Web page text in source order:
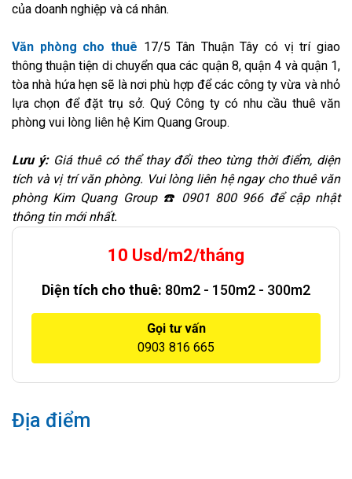
của doanh nghiệp và cá nhân.
Văn phòng cho thuê 17/5 Tân Thuận Tây có vị trí giao
thông thuận tiện di chuyển qua các quận 8, quận 4 và quận 1,
tòa nhà hứa hẹn sẽ là nơi phù hợp để các công ty vừa và nhỏ
lựa chọn để đặt trụ sở. Quý Công ty có nhu cầu thuê văn
phòng vui lòng liên hệ Kim Quang Group.
Lưu ý: Giá thuê có thể thay đổi theo từng thời điểm, diện
tích và vị trí văn phòng. Vui lòng liên hệ ngay cho thuê văn
phòng Kim Quang Group ☎️ 0901 800 966 để cập nhật
thông tin mới nhất.
10 Usd/m2/tháng
Diện tích cho thuê: 80m2 - 150m2 - 300m2
Gọi tư vấn
0903 816 665
Địa điểm